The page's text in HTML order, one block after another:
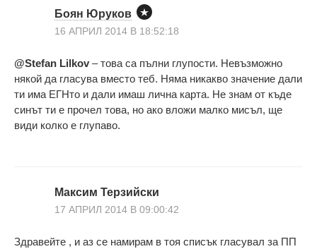
Боян Юруков
16 АПРИЛ 2014 В 18:52:18
@Stefan Lilkov – това са пълни глупости. Невъзможно
някой да гласува вместо теб. Няма никакво значение дали
ти има ЕГНто и дали имаш лична карта. Не знам от къде
синът ти е прочел това, но ако вложи малко мисъл, ще
види колко е глупаво.
Максим Терзийски
17 АПРИЛ 2014 В 09:00:42
Здравейте , и аз се намирам в тоя списък гласувал за ПП